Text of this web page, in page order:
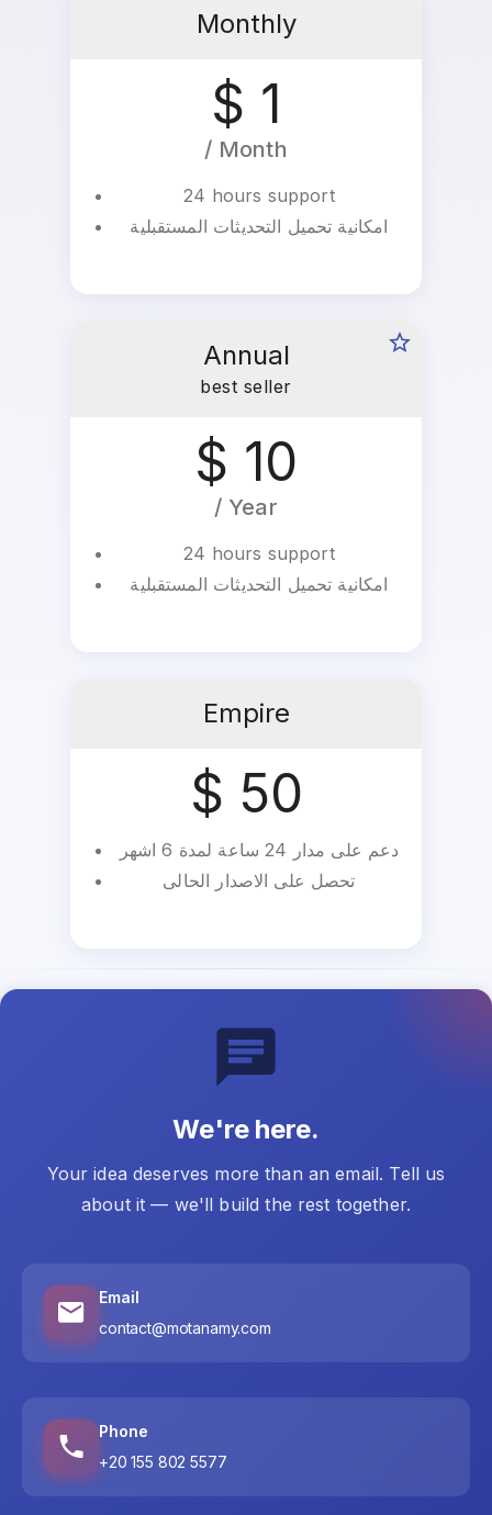
Monthly
$ 1
/ Month
24 hours support
امكانية تحميل التحديثات المستقبلية
Annual
best seller
$ 10
/ Year
24 hours support
امكانية تحميل التحديثات المستقبلية
Empire
$ 50
دعم على مدار 24 ساعة لمدة 6 اشهر
تحصل على الاصدار الحالى
We're here.
Your idea deserves more than an email. Tell us
about it — we'll build the rest together.
Email
contact@motanamy.com
Phone
+20 155 802 5577